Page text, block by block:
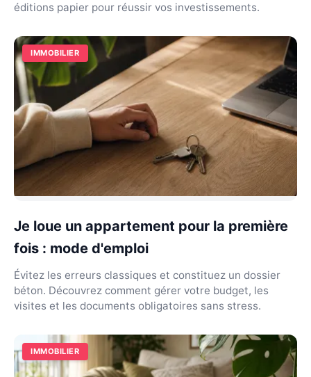
éditions papier pour réussir vos investissements.
IMMOBILIER
Je loue un appartement pour la première
fois : mode d'emploi
Évitez les erreurs classiques et constituez un dossier
béton. Découvrez comment gérer votre budget, les
visites et les documents obligatoires sans stress.
IMMOBILIER